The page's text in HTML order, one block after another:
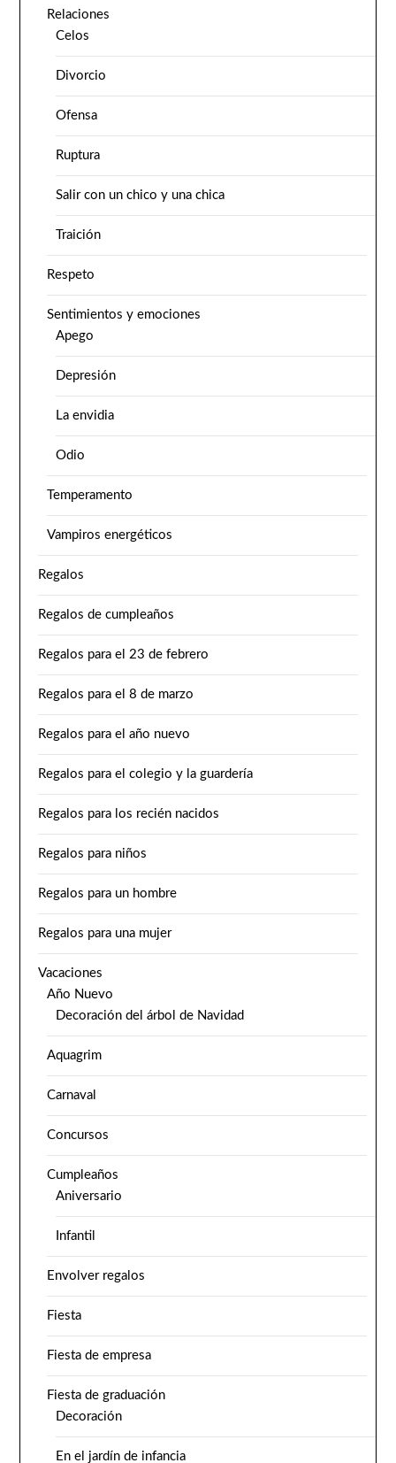
Relaciones
Celos
Divorcio
Ofensa
Ruptura
Salir con un chico y una chica
Traición
Respeto
Sentimientos y emociones
Apego
Depresión
La envidia
Odio
Temperamento
Vampiros energéticos
Regalos
Regalos de cumpleaños
Regalos para el 23 de febrero
Regalos para el 8 de marzo
Regalos para el año nuevo
Regalos para el colegio y la guardería
Regalos para los recién nacidos
Regalos para niños
Regalos para un hombre
Regalos para una mujer
Vacaciones
Año Nuevo
Decoración del árbol de Navidad
Aquagrim
Carnaval
Concursos
Cumpleaños
Aniversario
Infantil
Envolver regalos
Fiesta
Fiesta de empresa
Fiesta de graduación
Decoración
En el jardín de infancia